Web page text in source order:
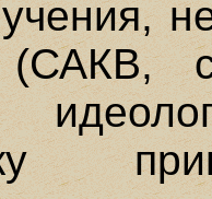
(САКВ,